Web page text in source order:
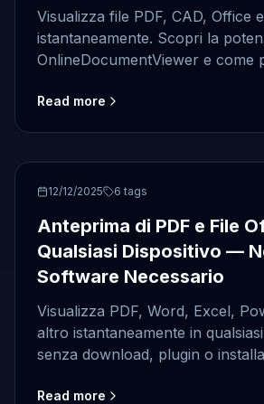
Visualizza file PDF, CAD, Office
istantaneamente. Scopri la
OnlineDocumentViewer e come
Read more
Online Viewer
12/12/2025 6 tags
Anteprima di PDF e File
Qualsiasi Dispositivo —
Software Necessario
Visualizza PDF, Word, Excel,
altro istantaneamente in
senza download, plugin o
Read more